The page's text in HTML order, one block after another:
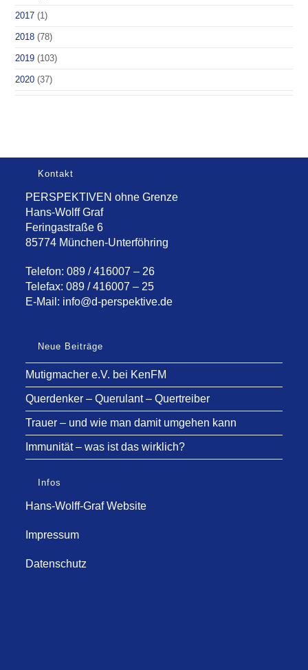
2017 (1)
2018 (78)
2019 (103)
2020 (37)
Kontakt
PERSPEKTIVEN ohne Grenze
Hans-Wolff Graf
Feringastraße 6
85774 München-Unterföhring
Telefon: 089 / 416007 – 26
Telefax: 089 / 416007 – 25
E-Mail: info@d-perspektive.de
Neue Beiträge
Mutigmacher e.V. bei KenFM
Querdenker – Querulant – Quertreiber
Trauer – und wie man damit umgehen kann
Immunität – was ist das wirklich?
Infos
Hans-Wolff-Graf Website
Impressum
Datenschutz